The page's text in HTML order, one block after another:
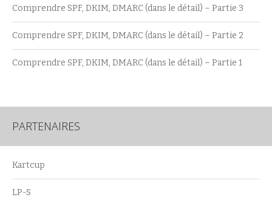
Comprendre SPF, DKIM, DMARC (dans le détail) – Partie 3
Comprendre SPF, DKIM, DMARC (dans le détail) – Partie 2
Comprendre SPF, DKIM, DMARC (dans le détail) – Partie 1
PARTENAIRES
Kartcup
LP-S